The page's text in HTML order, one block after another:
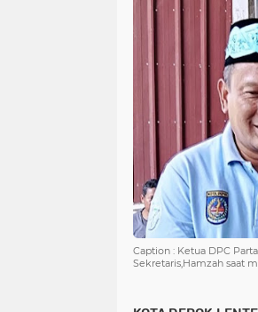
Caption : Ketua DPC
Sekretaris,Hamzah saat